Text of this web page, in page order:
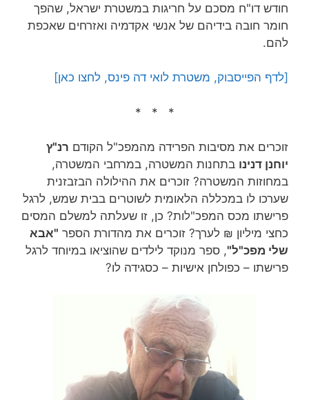
חודש דו"ח מסכם על חריגות במשטרת ישראל, שהפך
חומר חובה בידיהם של אנשי אקדמיה ואזרחים שאכפת
להם.
[לדף הפייסבוק, משטרת לואי דה פינס, לחצו כאן]
* * *
זוכרים את מסיבות הפרידה מהמפכ"ל הקודם רנ"ץ
יוחנן דנינו בתחנות המשטרה, במרחבי המשטרה,
במחוזות המשטרה? זוכרים את ההילולה הבזבזנית
שערכו לו במכללה הלאומית לשוטרים בבית שמש, לרגל
פרישתו מכס המפכ"לות? כן, זו שעלתה למשלם המסים
כחצי מיליון ₪ לערך? זוכרים את מהדורת הספר "אבא
שלי מפכ"ל", ספר מנוקד לילדים שהוציאו במיוחד לרגל
פרישתו – כפולחן אישיות – כסגידה לו?